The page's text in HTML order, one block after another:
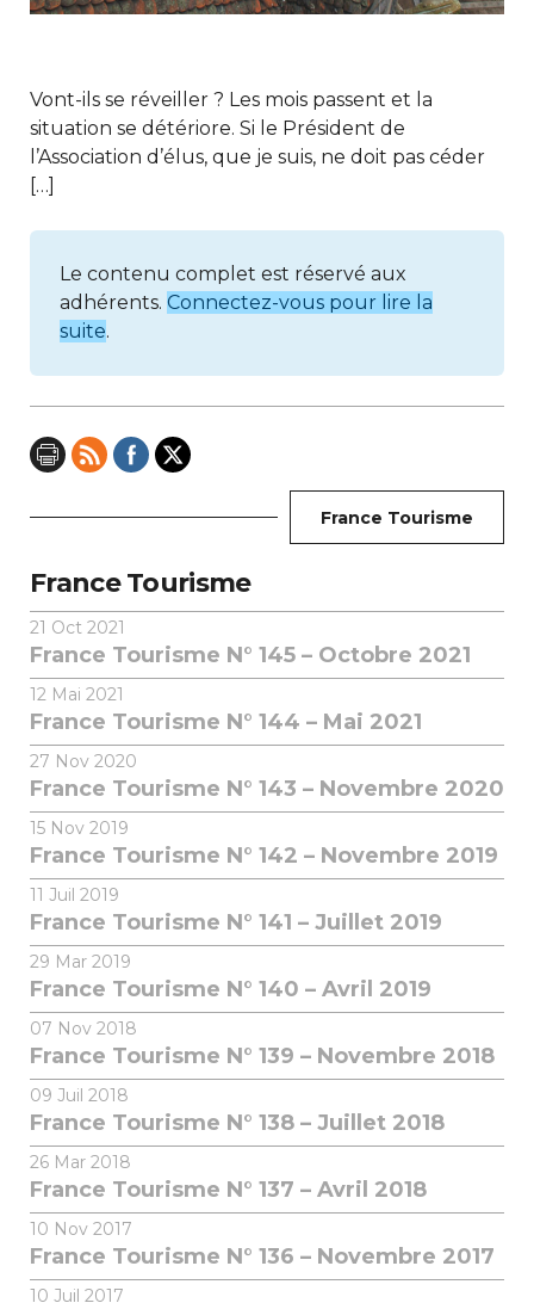
Vont-ils se réveiller ? Les mois passent et la
situation se détériore. Si le Président de
l’Association d’élus, que je suis, ne doit pas céder
[…]
Le contenu complet est réservé aux
adhérents. Connectez-vous pour lire la
suite.
France Tourisme
France Tourisme
21 Oct 2021
France Tourisme N° 145 – Octobre 2021
12 Mai 2021
France Tourisme N° 144 – Mai 2021
27 Nov 2020
France Tourisme N° 143 – Novembre 2020
15 Nov 2019
France Tourisme N° 142 – Novembre 2019
11 Juil 2019
France Tourisme N° 141 – Juillet 2019
29 Mar 2019
France Tourisme N° 140 – Avril 2019
07 Nov 2018
France Tourisme N° 139 – Novembre 2018
09 Juil 2018
France Tourisme N° 138 – Juillet 2018
26 Mar 2018
France Tourisme N° 137 – Avril 2018
10 Nov 2017
France Tourisme N° 136 – Novembre 2017
10 Juil 2017